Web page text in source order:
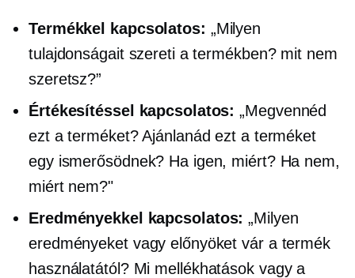
Termékkel kapcsolatos: „Milyen
tulajdonságait szereti a termékben? mit nem
szeretsz?”
Értékesítéssel kapcsolatos: „Megvennéd
ezt a terméket? Ajánlanád ezt a terméket
egy ismerősödnek? Ha igen, miért? Ha nem,
miért nem?"
Eredményekkel kapcsolatos: „Milyen
eredményeket vagy előnyöket vár a termék
használatától? Mi mellékhatásokvagy a